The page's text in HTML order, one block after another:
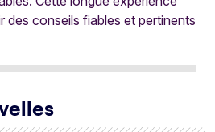
des conseils fiables et pertinents